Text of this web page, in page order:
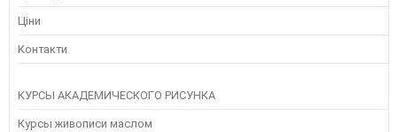
Ціни
Контакти
КУРСЫ АКАДЕМИЧЕСКОГО РИСУНКА
Курсы живописи маслом